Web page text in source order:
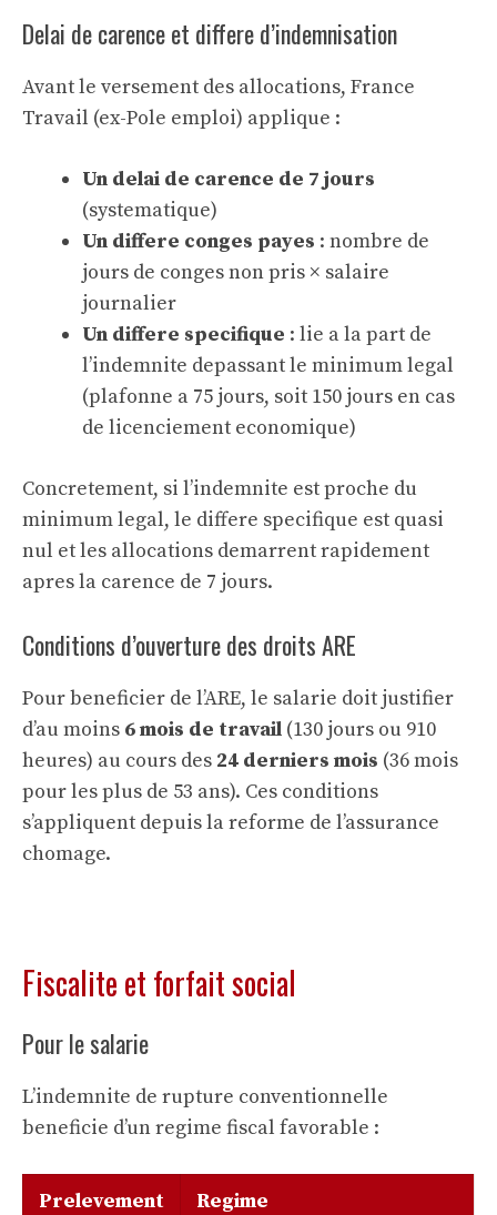
Delai de carence et differe d’indemnisation
Avant le versement des allocations, France
Travail (ex-Pole emploi) applique :
Un delai de carence de 7 jours
(systematique)
Un differe conges payes : nombre de
jours de conges non pris × salaire
journalier
Un differe specifique : lie a la part de
l’indemnite depassant le minimum legal
(plafonne a 75 jours, soit 150 jours en cas
de licenciement economique)
Concretement, si l’indemnite est proche du
minimum legal, le differe specifique est quasi
nul et les allocations demarrent rapidement
apres la carence de 7 jours.
Conditions d’ouverture des droits ARE
Pour beneficier de l’ARE, le salarie doit justifier
d’au moins 6 mois de travail (130 jours ou 910
heures) au cours des 24 derniers mois (36 mois
pour les plus de 53 ans). Ces conditions
s’appliquent depuis la reforme de l’assurance
chomage.
Fiscalite et forfait social
Pour le salarie
L’indemnite de rupture conventionnelle
beneficie d’un regime fiscal favorable :
Prelevement Regime